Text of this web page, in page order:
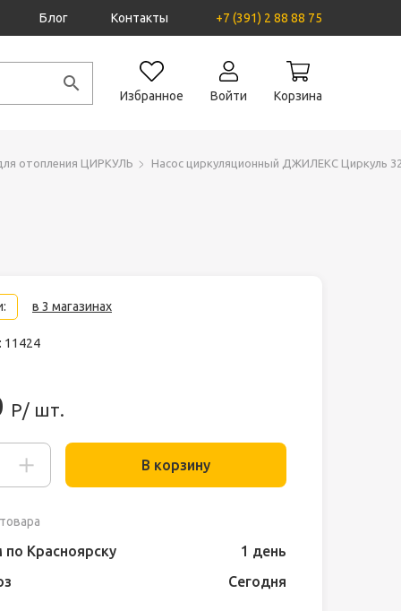
Блог Контакты +7 (391) 2 88 88 75
Избранное Войти Корзина
отопления ЦИРКУЛЬ Насос циркуляционный ДЖИЛЕКС Циркуль
в 3 магазинах
11424
Р/ шт.
В корзину
Красноярску
1 день
Сегодня